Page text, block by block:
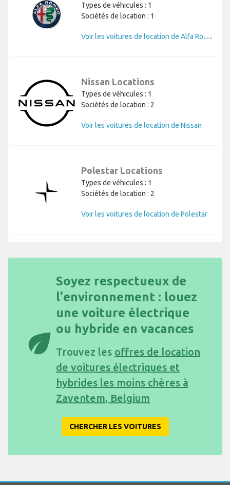
Types de véhicules : 1
Sociétés de location : 1
V
oir les voitures de location de Alfa Romeo
Nissan Locations
Types de véhicules : 1
Sociétés de location : 2
Voir les voitures de location de Nissan
Polestar Locations
Types de véhicules : 1
Sociétés de location : 2
Voir les voitures de location de Polestar
eco
Soyez respectueux de
l'environnement : louez
une voiture électrique
ou hybride en vacances
Trouvez les offres de location
de voitures électriques et
hybrides les moins chères à
Zaventem, Belgium
CHERCHER LES VOITURES